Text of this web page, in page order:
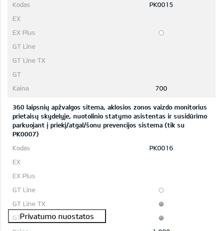
PK0015
700
360 laipsnių apžvalgos sitema, aklosios zonos vaizdo monitorius
prietaisų skydelyje, nuotolinio statymo asistentas ir susidūrimo
parkuojant į priekį/atgal/šonu prevencijos sistema (tik su
PK0007)
PK0016